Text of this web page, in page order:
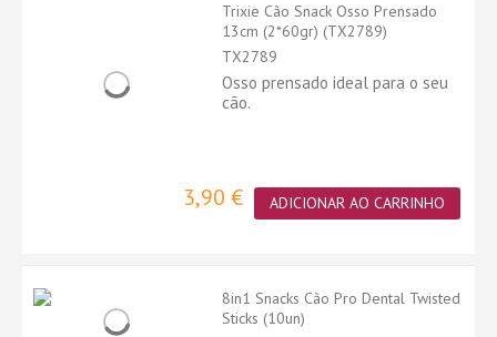
Trixie Cão Snack Osso Prensado
13cm (2*60gr) (TX2789)
TX2789
Osso prensado ideal para o seu
cão.
3,90 € ADICIONAR AO CARRINHO
8in1 Snacks Cão Pro Dental Twisted
Sticks (10un)